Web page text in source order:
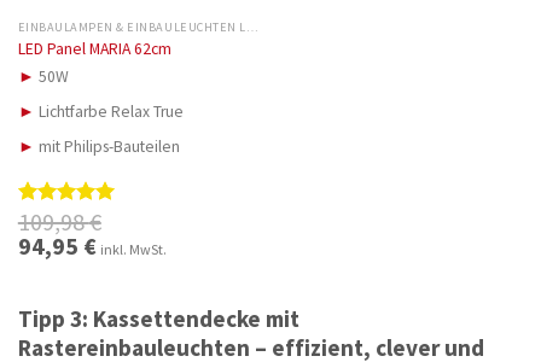
EINBAULAMPEN & EINBAULEUCHTEN LED
LED Panel MARIA 62cm
► 50W
► Lichtfarbe Relax True
► mit Philips-Bauteilen
Bewertet
mit 5.00
von 5
109,98€
Ursprünglicher
Preis
94,95 €Aktueller
Preis
inkl. MwSt.
Tipp 3: Kassettendecke mit
Rastereinbauleuchten – effizient, clever und